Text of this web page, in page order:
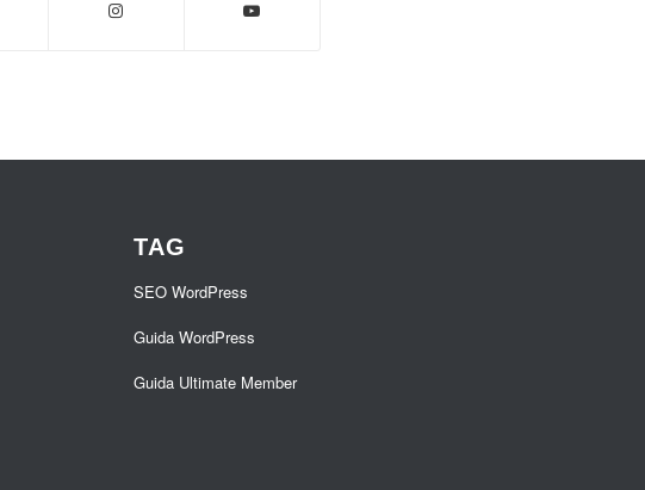
TAG
SEO WordPress
Guida WordPress
Guida Ultimate Member